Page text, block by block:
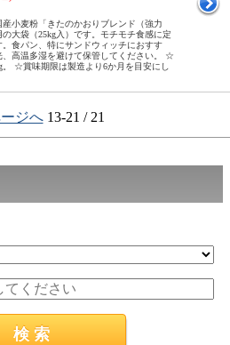
産小麦粉「きたのかおりブレンド（強力
大袋（25kg入）です。モチモチ食感に定
。食パン、特にサンドウィッチにおすす
、高温多湿を避けて保管してください。 ☆
。 ☆賞味期限は製造より6か月を目安にし
ジへ13-21 / 21